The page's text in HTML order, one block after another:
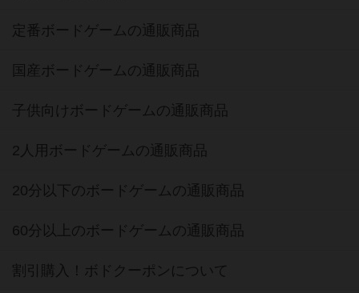
定番ボードゲームの通販商品
国産ボードゲームの通販商品
子供向けボードゲームの通販商品
2人用ボードゲームの通販商品
20分以下のボードゲームの通販商品
60分以上のボードゲームの通販商品
割引購入！ボドクーポンについて